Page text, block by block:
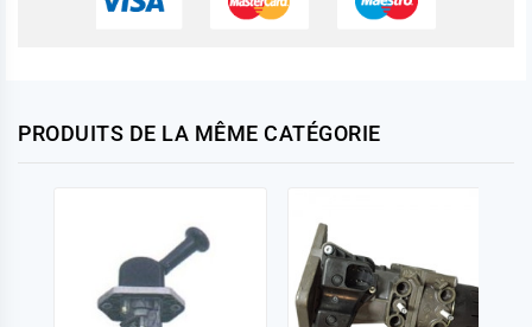
PRODUITS DE LA MÊME CATÉGORIE